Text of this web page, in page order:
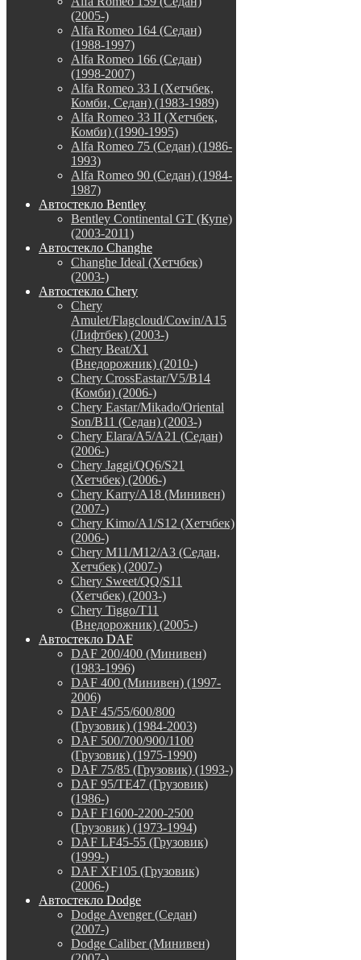
(2005-)
Alfa Romeo 164 (Седан)
(1988-1997)
Alfa Romeo 166 (Седан)
(1998-2007)
Alfa Romeo 33 I (Хетчбек,
Комби, Седан) (1983-1989)
Alfa Romeo 33 II (Хетчбек,
Комби) (1990-1995)
Alfa Romeo 75 (Седан) (1986-
1993)
Alfa Romeo 90 (Седан) (1984-
1987)
Автостекло Bentley
Bentley Continental GT (Купе)
(2003-2011)
Автостекло Changhe
Changhe Ideal (Хетчбек)
(2003-)
Автостекло Chery
Chery
Amulet/Flagcloud/Cowin/A15
(Лифтбек) (2003-)
Chery Beat/X1
(Внедорожник) (2010-)
Chery CrossEastar/V5/B14
(Комби) (2006-)
Chery Eastar/Mikado/Oriental
Son/B11 (Седан) (2003-)
Chery Elara/A5/A21 (Седан)
(2006-)
Chery Jaggi/QQ6/S21
(Хетчбек) (2006-)
Chery Karry/A18 (Минивен)
(2007-)
Chery Kimo/A1/S12 (Хетчбек)
(2006-)
Chery M11/M12/A3 (Седан,
Хетчбек) (2007-)
Chery Sweet/QQ/S11
(Хетчбек) (2003-)
Chery Tiggo/T11
(Внедорожник) (2005-)
Автостекло DAF
DAF 200/400 (Минивен)
(1983-1996)
DAF 400 (Минивен) (1997-
2006)
DAF 45/55/600/800
(Грузовик) (1984-2003)
DAF 500/700/900/1100
(Грузовик) (1975-1990)
DAF 75/85 (Грузовик) (1993-)
DAF 95/TE47 (Грузовик)
(1986-)
DAF F1600-2200-2500
(Грузовик) (1973-1994)
DAF LF45-55 (Грузовик)
(1999-)
DAF XF105 (Грузовик)
(2006-)
Автостекло Dodge
Dodge Avenger (Седан)
(2007-)
Dodge Caliber (Минивен)